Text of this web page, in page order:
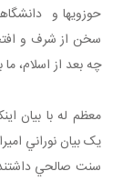
حوزوي ها و
سخن از شرف و
چه بعد از اسلام، ما
معظم له با بیان
يک بيان نوراني
سنت صالحي داشتند